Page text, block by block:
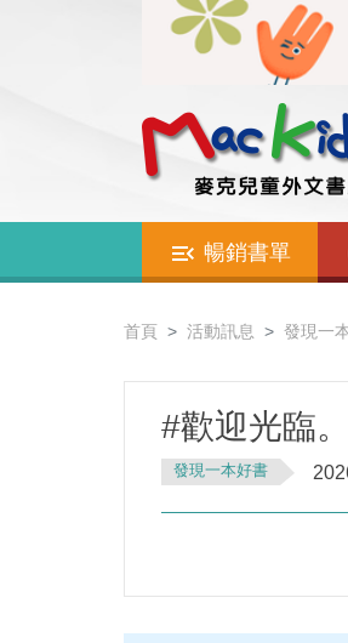
暢銷書單
首頁 活動訊息 發現一
#歡迎光臨
發現一本好書